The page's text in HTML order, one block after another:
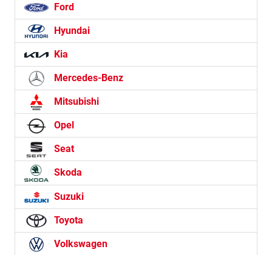
Ford
Hyundai
Kia
Mercedes-Benz
Mitsubishi
Opel
Seat
Skoda
Suzuki
Toyota
Volkswagen